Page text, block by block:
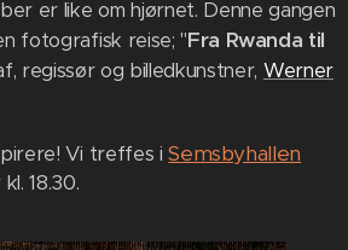
er like om hjørnet. Denne gangen
fotografisk reise; "Fra Rwanda til
regissør og billedkunstner, Werner
Vi treffes i Semsbyhallen
18.30.